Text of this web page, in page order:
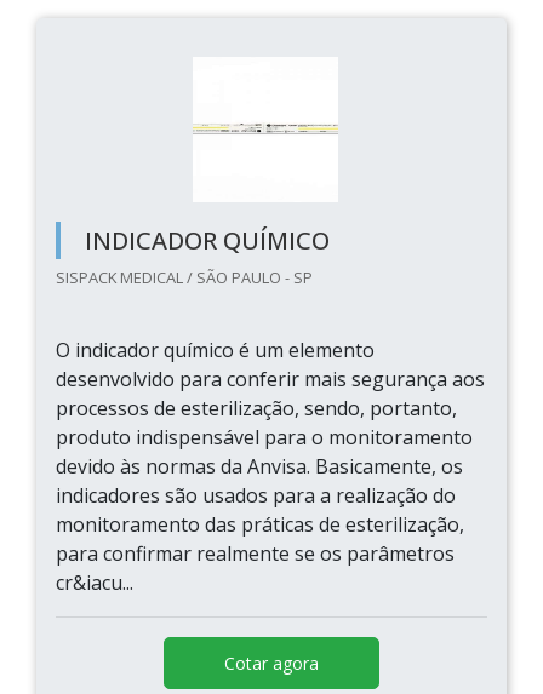
INDICADOR QUÍMICO
SISPACK MEDICAL / SÃO PAULO - SP
O indicador químico é um elemento
desenvolvido para conferir mais segurança aos
processos de esterilização, sendo, portanto,
produto indispensável para o monitoramento
devido às normas da Anvisa. Basicamente, os
indicadores são usados para a realização do
monitoramento das práticas de esterilização,
para confirmar realmente se os parâmetros
cr&iacu...
Cotar agora